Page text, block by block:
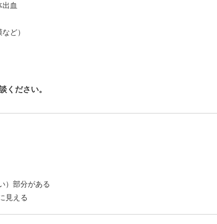
血
ど）
ください。
）部分がある
見える